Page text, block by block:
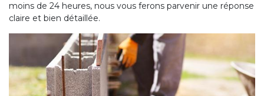
moins de 24 heures, nous vous ferons parvenir une réponse
claire et bien détaillée.